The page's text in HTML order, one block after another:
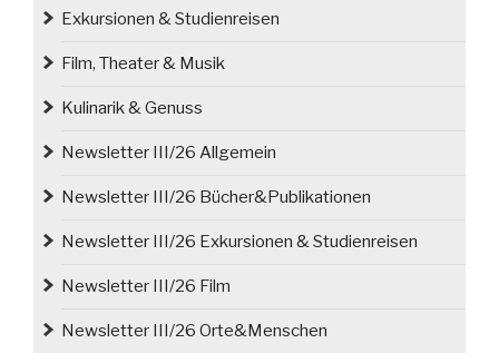
Exkursionen & Studienreisen
Film, Theater & Musik
Kulinarik & Genuss
Newsletter III/26 Allgemein
Newsletter III/26 Bücher&Publikationen
Newsletter III/26 Exkursionen & Studienreisen
Newsletter III/26 Film
Newsletter III/26 Orte&Menschen